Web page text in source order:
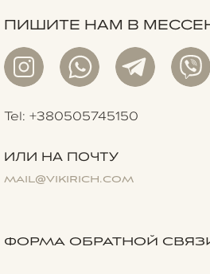
ПИШИТЕ НАМ В
Tel: +380505745150
ИЛИ НА ПОЧТУ
mail@vikirich.com
ФОРМА ОБРАТНОЙ